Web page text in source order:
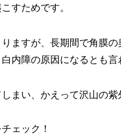
すためです。
ますが、長期間で角膜
内障の原因になるとも言
まい、かえって沢山の
ェック！